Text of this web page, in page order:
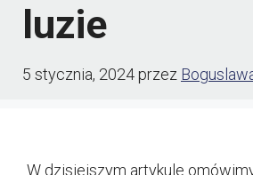
luzie
5 stycznia, 2024przez
W dzisiejszym artykule